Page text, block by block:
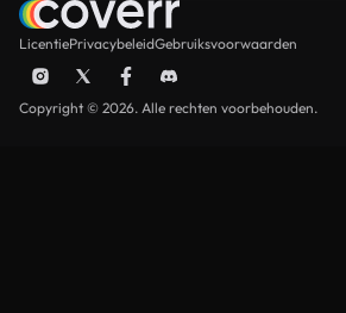
LicentiePrivacybeleidGebruiksvoorwaarden
Copyright © 2026. Alle rechten voorbehouden.